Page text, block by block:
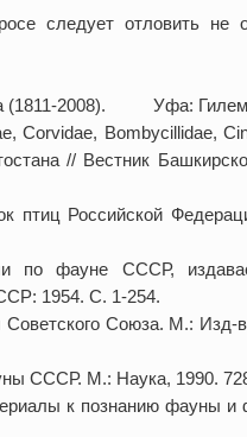
следует отловить не
2008). Уфа: Гилем,
Corvidae, Bombycillidae,
// Вестник
птиц Российской
по фауне СССР,
1954. С. 1-254.
Союза. М.: Изд-
СССР. М.: Наука, 1990.
к познанию фауны